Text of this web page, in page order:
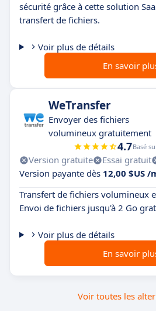
sécurité grâce à cette solution
transfert de fichiers.
Voir plus de détails
En savoir
WeTransfer
Envoyer des fichiers
volumineux gratuitement
4.7Basé
Version gratuite Essai gratuit
Version payante dès 12,00 $US /
Transfert de fichiers volumineux
Envoi de fichiers jusqu'à 2 Go
Voir plus de détails
En savoir
Voir toutes les